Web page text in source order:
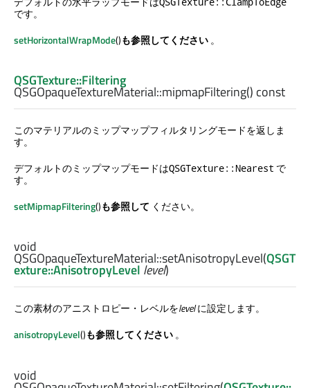
です。
setHorizontalWrapMode()も参照してください。
QSGTexture::Filtering
QSGOpaqueTextureMaterial::mipmapFiltering() const
このマテリアルのミップマップフィルタリングモードを返しま
す。
デフォルトのミップマップモードはQSGTexture::Nearest で
す。
setMipmapFiltering()も参照して ください。
void
QSGOpaqueTextureMaterial::setAnisotropyLevel(QSGT
exture::AnisotropyLevel level)
この素材のアニストロピー・レベルをlevelに設定します。
anisotropyLevel()も参照してください。
void